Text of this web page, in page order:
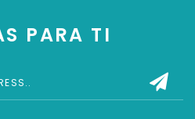
PARA TI